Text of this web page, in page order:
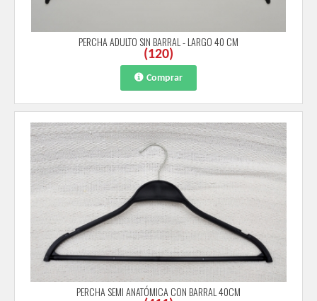
PERCHA ADULTO SIN BARRAL - LARGO 40 CM
(120)
Comprar
PERCHA SEMI ANATÓMICA CON BARRAL 40CM